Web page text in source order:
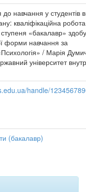
навчання у студентів в
кваліфікаційна
ступеня «бакалавр»
форми навчання за
/ Марія
університет
handle/
(бакалавр)